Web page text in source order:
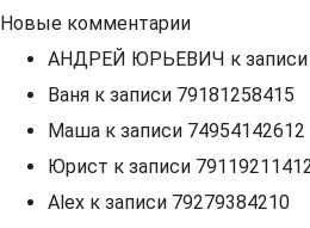
Новые комментарии
АНДРЕЙ ЮРЬЕВИЧ к записи
Ваня к записи 79181258415
Маша к записи 74954142612
Юрист к записи
Alex к записи 79279384210